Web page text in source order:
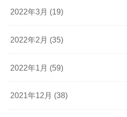
2022年3月 (19)
2022年2月 (35)
2022年1月 (59)
2021年12月 (38)